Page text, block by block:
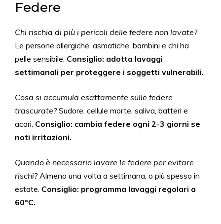
Federe
Chi rischia di più i pericoli delle federe non lavate?
Le persone allergiche, asmatiche, bambini e chi ha
pelle sensibile. Consiglio: adotta lavaggi
settimanali per proteggere i soggetti vulnerabili.
Cosa si accumula esattamente sulle federe
trascurate?Sudore, cellule morte, saliva, batteri e
acari. Consiglio: cambia federe ogni 2-3 giorni se
noti irritazioni.
Quando è necessario lavare le federe per evitare
rischi?Almeno una volta a settimana, o più spesso in
estate. Consiglio: programma lavaggi regolari a
60°C.